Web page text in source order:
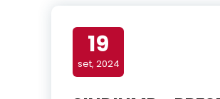
19
set, 2024